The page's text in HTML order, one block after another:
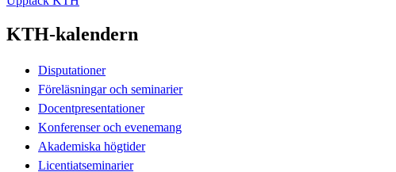
KTH-kalendern
Disputationer
Föreläsningar och seminarier
Docentpresentationer
Konferenser och evenemang
Akademiska högtider
Licentiatseminarier